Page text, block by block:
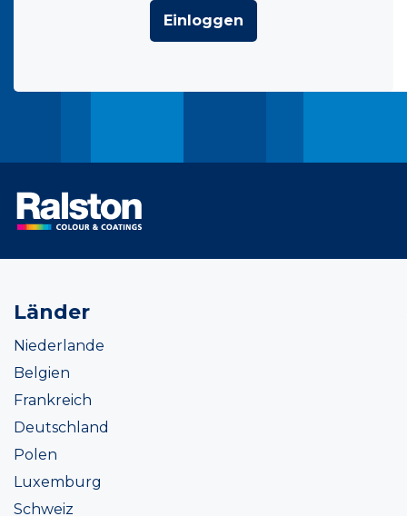
Einloggen
Länder
Niederlande
Belgien
Frankreich
Deutschland
Polen
Luxemburg
Schweiz